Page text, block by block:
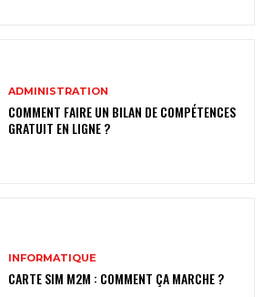
ADMINISTRATION
COMMENT FAIRE UN BILAN DE COMPÉTENCES
GRATUIT EN LIGNE ?
INFORMATIQUE
CARTE SIM M2M : COMMENT ÇA MARCHE ?